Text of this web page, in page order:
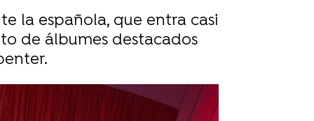
la española, que entra casi
de álbumes destacados